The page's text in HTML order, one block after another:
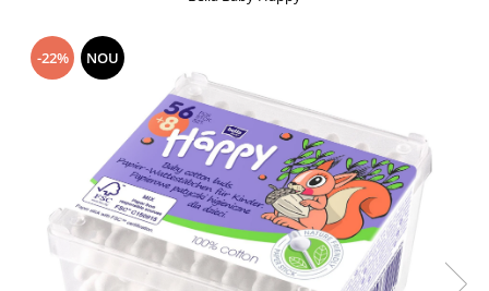
Activitati extracurriculare
Povesti pentru copii
Carti de Povesti pentru Copii
Rechizite si papetarie pentru copii
Creioane colorate si carioci
Ghiozdane si genti
Harti de perete si globuri
pamantesti
-22% NOU